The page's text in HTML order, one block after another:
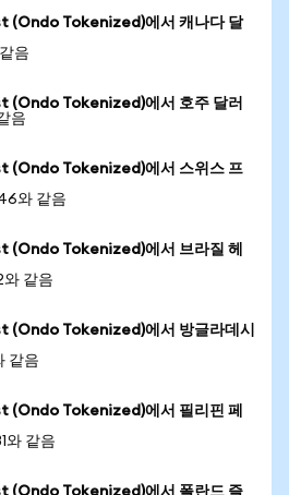
(Ondo Tokenized)에서 캐나다 달
음
(Ondo Tokenized)에서 호주 달러
음
(Ondo Tokenized)에서 스위스 프
와 같음
(Ondo Tokenized)에서 브라질 헤
와 같음
(Ondo Tokenized)에서 방글라데시
같음
(Ondo Tokenized)에서 필리핀 페
와 같음
(Ondo Tokenized)에서 폴란드 즐